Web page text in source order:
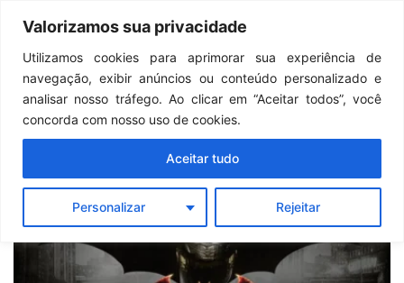
Valorizamos sua privacidade
Utilizamos cookies para aprimorar sua experiência de
navegação, exibir anúncios ou conteúdo personalizado e
analisar nosso tráfego. Ao clicar em “Aceitar todos”, você
concorda com nosso uso de cookies.
Personalizar Rejeitar
Aceitar tudo
Menu
Guia de Platina